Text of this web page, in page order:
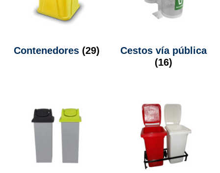
Contenedores (29)
Cestos vía pública
(16)